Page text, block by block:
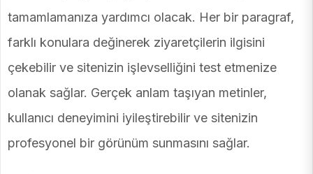
tamamlamanıza yardımcı olacak. Her bir paragraf,
farklı konulara değinerek ziyaretçilerin ilgisini
çekebilir ve sitenizin işlevselliğini test etmenize
olanak sağlar. Gerçek anlam taşıyan metinler,
kullanıcı deneyimini iyileştirebilir ve sitenizin
profesyonel bir görünüm sunmasını sağlar.